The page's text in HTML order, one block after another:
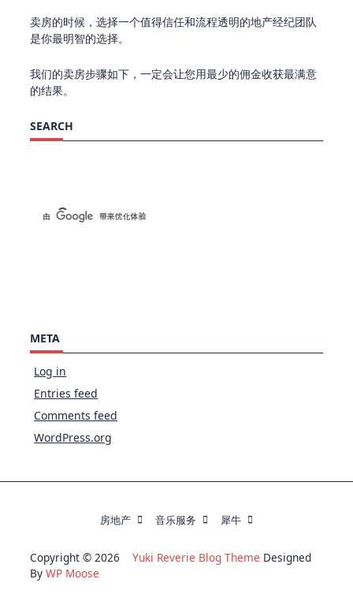
卖房的时候，选择一个值得信任和流程透明的地产经纪团队
是你最明智的选择。
我们的卖房步骤如下，一定会让您用最少的佣金收获最满意
的结果。
SEARCH
META
Log in
Entries feed
Comments feed
WordPress.org
房地产 音乐服务 犀牛
Copyright © 2026 Yuki Reverie Blog Theme Designed
By WP Moose